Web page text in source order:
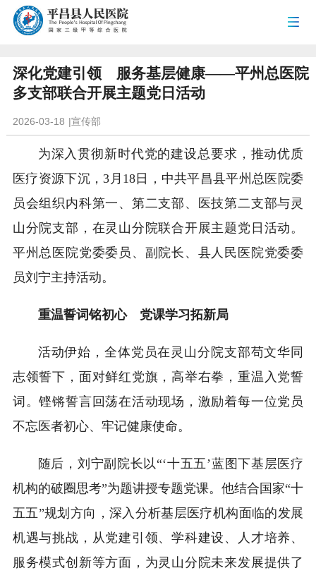
深化党建引领 服务基层健康——平州总医院
多支部联合开展主题党日活动
2026-03-18 |宣传部
为深入贯彻新时代党的建设总要求，推动优质
医疗资源下沉，3月18日，中共平昌县平州总医院委
员会组织内科第一、第二支部、医技第二支部与灵
山分院支部，在灵山分院联合开展主题党日活动。
平州总医院党委委员、副院长、县人民医院党委委
员刘宁主持活动。
重温誓词铭初心 党课学习拓新局
活动伊始，全体党员在灵山分院支部苟文华同
志领誓下，面对鲜红党旗，高举右拳，重温入党誓
词。铿锵誓言回荡在活动现场，激励着每一位党员
不忘医者初心、牢记健康使命。
随后，刘宁副院长以“‘十五五’蓝图下基层医疗
机构的破圈思考”为题讲授专题党课。他结合国家“十
五五”规划方向，深入分析基层医疗机构面临的发展
机遇与挑战，从党建引领、学科建设、人才培养、
服务模式创新等方面，为灵山分院未来发展提供了